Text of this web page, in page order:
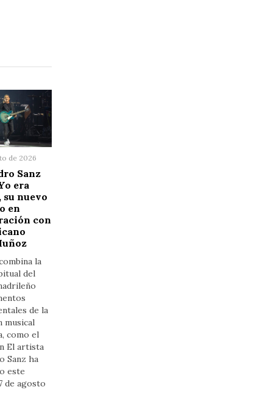
de 2026
Sanz
era
su nuevo
en
con
la
del
de la
musical
como el
El artista
Sanz ha
este
de agosto